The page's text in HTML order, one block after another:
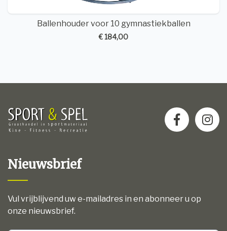
Ballenhouder voor 10 gymnastiekballen
€ 184,00
Nieuwsbrief
Vul vrijblijvend uw e-mailadres in en abonneer u op
onze nieuwsbrief.